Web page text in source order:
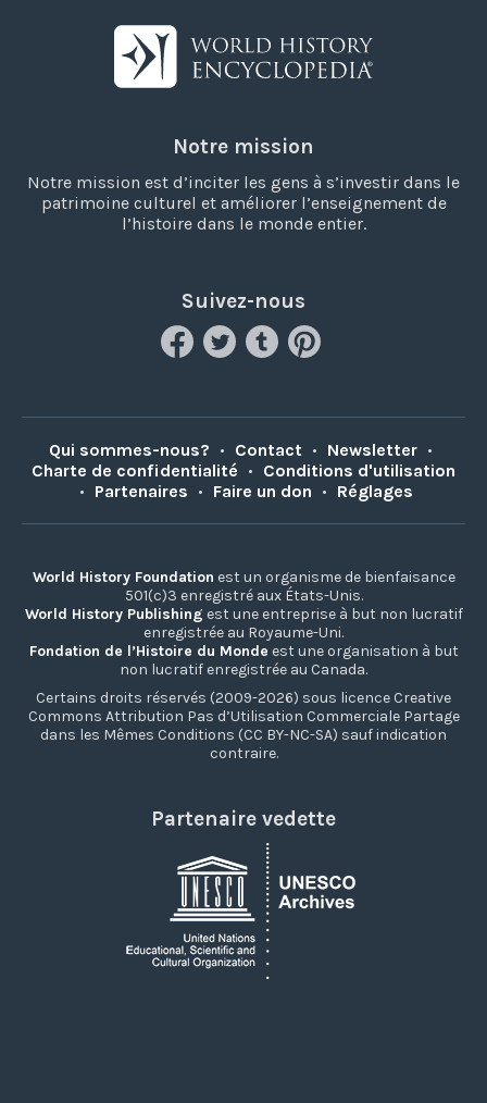
Notre mission
Notre mission est d’inciter les gens à s’investir dans le
patrimoine culturel et améliorer l’enseignement de
l’histoire dans le monde entier.
Suivez-nous
Qui sommes-nous? • Contact • Newsletter •
Charte de confidentialité • Conditions d'utilisation
• Partenaires • Faire un don • Réglages
World History Foundation est un organisme de bienfaisance
501(c)3 enregistré aux États-Unis.
World History Publishing est une entreprise à but non lucratif
enregistrée au Royaume-Uni.
Fondation de l’Histoire du Monde est une organisation à but
non lucratif enregistrée au Canada.
Certains droits réservés (2009-2026) sous licence Creative
Commons Attribution Pas d’Utilisation Commerciale Partage
dans les Mêmes Conditions (CC BY-NC-SA) sauf indication
contraire.
Partenaire vedette